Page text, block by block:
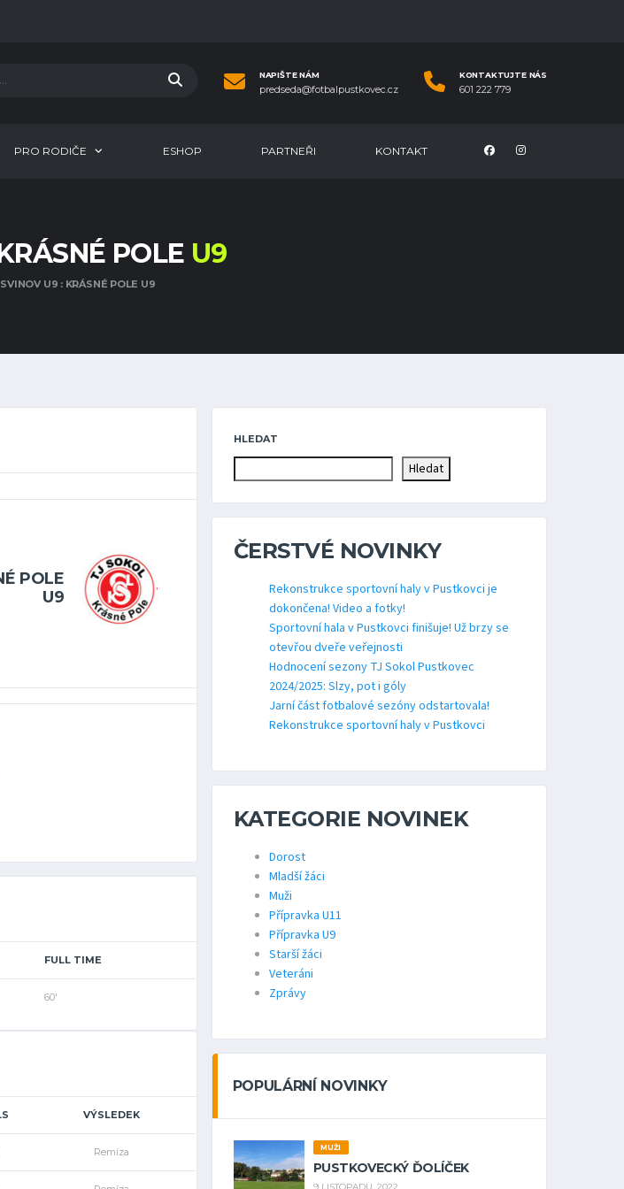
NAPIŠTE NÁM
predseda@fotbalpustkovec.cz
KONTAKTUJTE NÁS
601 222 779
PRO RODIČE ESHOP PARTNEŘI KONTAKT
POLE U9
SVINOV U9 : KRÁSNÉ POLE U9
POLE
U9
FULL TIME
60'
VÝSLEDEK
Remíza
HLEDAT
Hledat
ČERSTVÉ NOVINKY
Rekonstrukce sportovní haly v Pustkovci je
dokončena! Video a fotky!
Sportovní hala v Pustkovci finišuje! Už brzy se
otevřou dveře veřejnosti
Hodnocení sezony TJ Sokol Pustkovec
2024/2025: Slzy, pot i góly
Jarní část fotbalové sezóny odstartovala!
Rekonstrukce sportovní haly v Pustkovci
KATEGORIE NOVINEK
Dorost
Mladší žáci
Muži
Přípravka U11
Přípravka U9
Starší žáci
Veteráni
Zprávy
POPULÁRNÍ NOVINKY
MUŽI
PUSTKOVECKÝ ĎOLÍČEK